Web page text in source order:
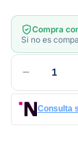
Compra
Si no es
1
Consulta